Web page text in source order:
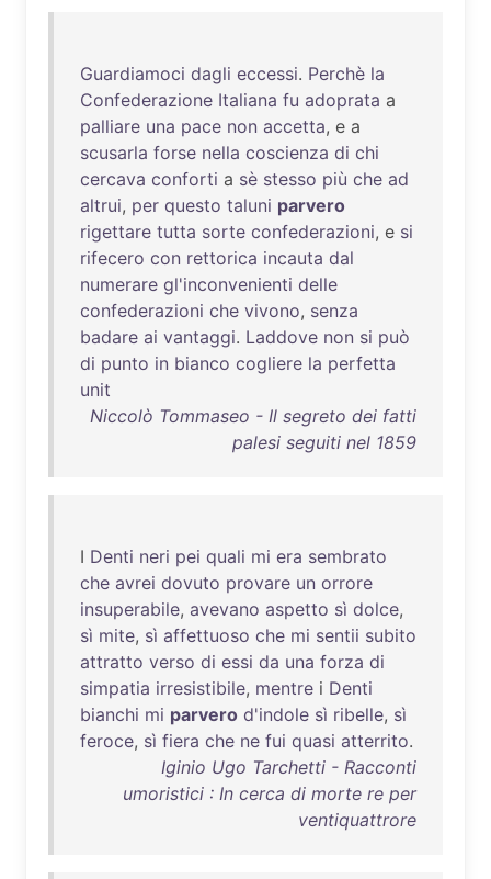
Guardiamoci dagli eccessi. Perchè la
Confederazione Italiana fu adoprata a
palliare una pace non accetta, e a
scusarla forse nella coscienza di chi
cercava conforti a sè stesso più che ad
altrui, per questo taluni parvero
rigettare tutta sorte confederazioni, e si
rifecero con rettorica incauta dal
numerare gl'inconvenienti delle
confederazioni che vivono, senza
badare ai vantaggi. Laddove non si può
di punto in bianco cogliere la perfetta
unit
Niccolò Tommaseo - Il segreto dei fatti
palesi seguiti nel 1859
I Denti neri pei quali mi era sembrato
che avrei dovuto provare un orrore
insuperabile, avevano aspetto sì dolce,
sì mite, sì affettuoso che mi sentii subito
attratto verso di essi da una forza di
simpatia irresistibile, mentre i Denti
bianchi mi parvero d'indole sì ribelle, sì
feroce, sì fiera che ne fui quasi atterrito.
Iginio Ugo Tarchetti - Racconti
umoristici : In cerca di morte re per
ventiquattrore